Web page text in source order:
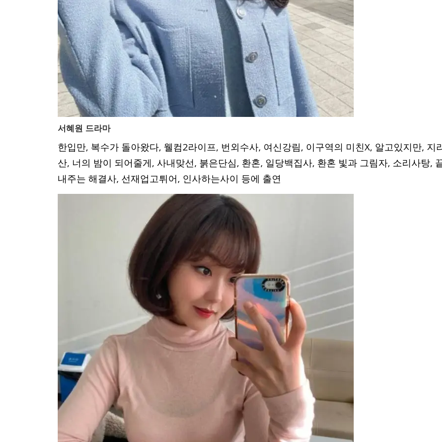
서혜원 드라마
한입만, 복수가 돌아왔다, 웰컴2라이프, 번외수사, 여신강림, 이구역의 미친X, 알고있지만, 지
산, 너의 밤이 되어줄게, 사내맞선, 붉은단심, 환혼, 일당백집사, 환혼 빛과 그림자, 소리사탕,
내주는 해결사, 선재업고튀어, 인사하는사이 등에 출연